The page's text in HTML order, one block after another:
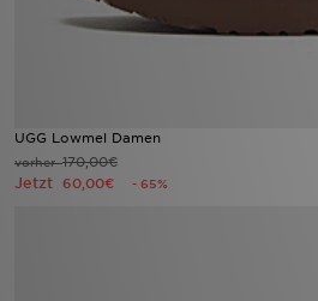
UGG Lowmel Damen
vorher170,00€
Jetzt 60,00€ - 65%